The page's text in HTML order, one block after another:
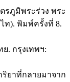
รภูมิพระร่วง พระ
ท). พิมพ์ครั้งที่ 8.
. กรุงเทพฯ:
ยาที่กลายมาจาก